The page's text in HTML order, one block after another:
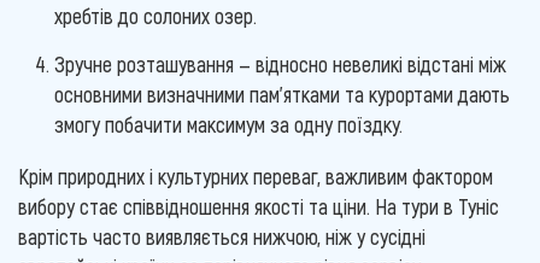
хребтів до солоних озер.
Зручне розташування — відносно невеликі відстані між
основними визначними пам'ятками та курортами дають
змогу побачити максимум за одну поїздку.
Крім природних і культурних переваг, важливим фактором
вибору стає співвідношення якості та ціни. На тури в Туніс
вартість часто виявляється нижчою, ніж у сусідні